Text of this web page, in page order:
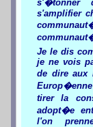
s'�tonner
s'amplifier
Je le dis
je ne vois
de dire aux
tirer la
adopt�e
l'on